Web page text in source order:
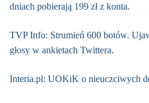
dniach pobierają 199 zł z konta.
TVP Info: Strumień 600 botów.
głosy w ankietach Twittera.
Interia.pl: UOKiK o nieuczciwych